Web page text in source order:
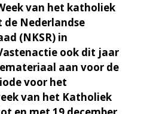
van het katholiek
de Nederlandse
(NKSR) in
ook dit jaar
aan voor de
voor het
van het Katholiek